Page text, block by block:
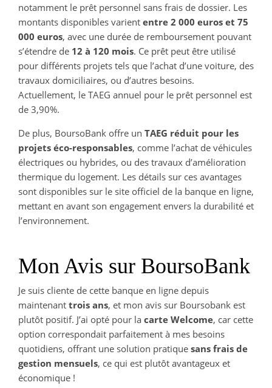
notamment le prêt personnel sans frais de dossier. Les
montants disponibles varient entre 2 000 euros et 75
000 euros, avec une durée de remboursement pouvant
s’étendre de 12 à 120 mois. Ce prêt peut être utilisé
pour différents projets tels que l’achat d’une voiture, des
travaux domiciliaires, ou d’autres besoins.
Actuellement, le TAEG annuel pour le prêt personnel est
de 3,90%.
De plus, BoursoBank offre un TAEG réduit pour les
projets éco-responsables, comme l’achat de véhicules
électriques ou hybrides, ou des travaux d’amélioration
thermique du logement. Les détails sur ces avantages
sont disponibles sur le site officiel de la banque en ligne,
mettant en avant son engagement envers la durabilité et
l’environnement.
Mon Avis sur BoursoBank
Je suis cliente de cette banque en ligne depuis
maintenant trois ans, et mon avis sur Boursobank est
plutôt positif. J’ai opté pour la carte Welcome, car cette
option correspondait parfaitement à mes besoins
quotidiens, offrant une solution pratique sans frais de
gestion mensuels, ce qui est plutôt avantageux et
économique !